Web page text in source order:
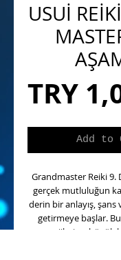
USUİ
TRY
Add to
Grandmaster Reiki 9.
gerçek mutluluğun
derin bir anlayış,
getirmeye başlar.
enerjileri ve büyük